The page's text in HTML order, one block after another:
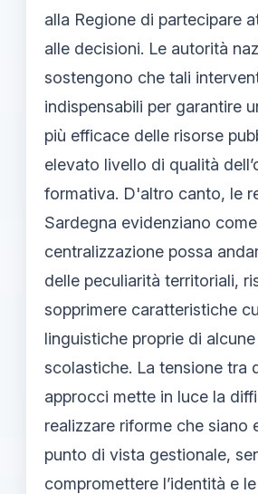
alla Regione di partecipare
alle decisioni. Le autorità
sostengono che tali
indispensabili per garantire
più efficace delle risorse
elevato livello di qualità
formativa. D'altro canto, le
Sardegna evidenziano
centralizzazione possa
delle peculiarità territoriali,
sopprimere caratteristiche
linguistiche proprie di
scolastiche. La tensione tra
approcci mette in luce la
realizzare riforme che siano
punto di vista gestionale,
compromettere l’identità e